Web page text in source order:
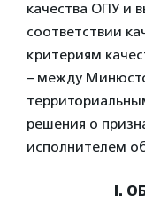
качества ОПУ и
соответствии
критериям
– между
решения о
исполнителем
I.